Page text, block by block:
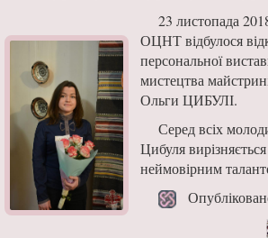
23 листопада
ОЦНТ відбулося
персональної
мистецтва
Ольги ЦИБУЛІ.
Серед всіх
Цибуля
неймовірним